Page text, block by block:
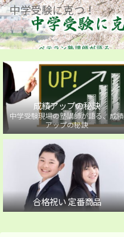
中学受験に克つ！
成績アップの秘訣
中学受験現場の塾講師が語る、成績
アップの秘訣
合格祝い 定番商品